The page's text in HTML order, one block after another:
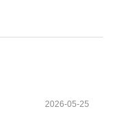
2026-05-25